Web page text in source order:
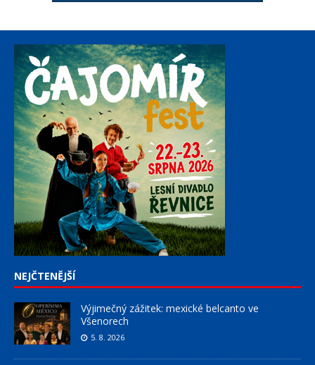
NEJČTENĚJŠÍ
Výjimečný zážitek: mexické belcanto ve
Všenorech
5. 8. 2026